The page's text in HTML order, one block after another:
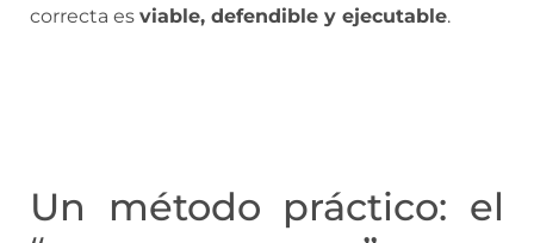
correcta es viable, defendible y ejecutable.
Un método práctico: el